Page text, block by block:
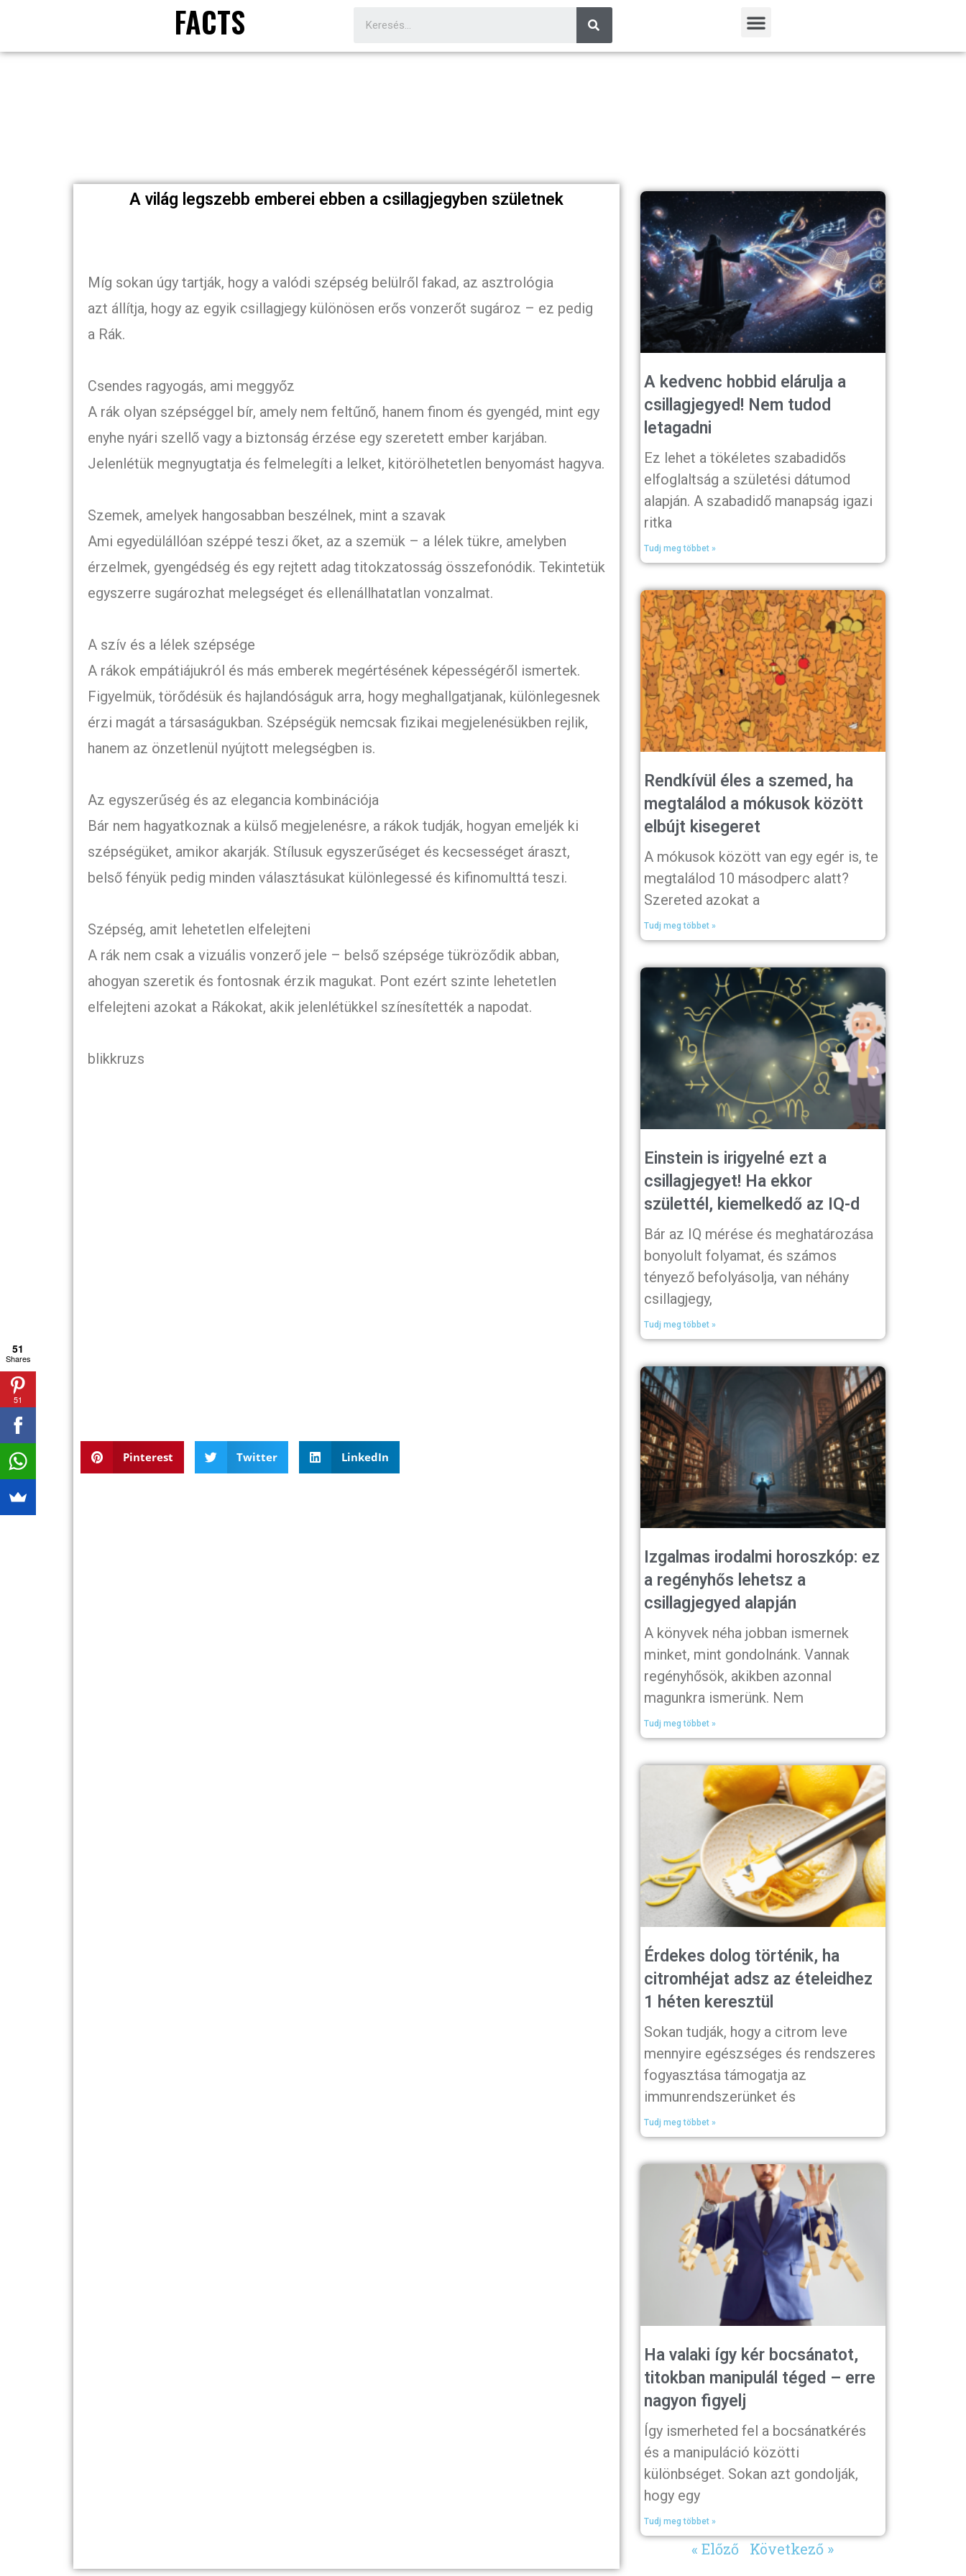
FACTS
A világ legszebb emberei ebben a csillagjegyben születnek
Míg sokan úgy tartják, hogy a valódi szépség belülről fakad, az asztrológia
azt állítja, hogy az egyik csillagjegy különösen erős vonzerőt sugároz – ez pedig
a Rák.
Csendes ragyogás, ami meggyőz
A rák olyan szépséggel bír, amely nem feltűnő, hanem finom és gyengéd, mint egy
enyhe nyári szellő vagy a biztonság érzése egy szeretett ember karjában.
Jelenlétük megnyugtatja és felmelegíti a lelket, kitörölhetetlen benyomást hagyva.
Szemek, amelyek hangosabban beszélnek, mint a szavak
Ami egyedülállóan széppé teszi őket, az a szemük – a lélek tükre, amelyben
érzelmek, gyengédség és egy rejtett adag titokzatosság összefonódik. Tekintetük
egyszerre sugározhat melegséget és ellenállhatatlan vonzalmat.
A szív és a lélek szépsége
A rákok empátiájukról és más emberek megértésének képességéről ismertek.
Figyelmük, törődésük és hajlandóságuk arra, hogy meghallgatjanak, különlegesnek
érzi magát a társaságukban. Szépségük nemcsak fizikai megjelenésükben rejlik,
hanem az önzetlenül nyújtott melegségben is.
Az egyszerűség és az elegancia kombinációja
Bár nem hagyatkoznak a külső megjelenésre, a rákok tudják, hogyan emeljék ki
szépségüket, amikor akarják. Stílusuk egyszerűséget és kecsességet áraszt,
belső fényük pedig minden választásukat különlegessé és kifinomulttá teszi.
Szépség, amit lehetetlen elfelejteni
A rák nem csak a vizuális vonzerő jele – belső szépsége tükröződik abban,
ahogyan szeretik és fontosnak érzik magukat. Pont ezért szinte lehetetlen
elfelejteni azokat a Rákokat, akik jelenlétükkel színesítették a napodat.
blikkruzs
Pinterest Twitter LinkedIn
A kedvenc hobbid elárulja a
csillagjegyed! Nem tudod
letagadni
Ez lehet a tökéletes szabadidős
elfoglaltság a születési dátumod
alapján. A szabadidő manapság igazi
ritka
Tudj meg többet »
Rendkívül éles a szemed, ha
megtalálod a mókusok között
elbújt kisegeret
A mókusok között van egy egér is, te
megtalálod 10 másodperc alatt?
Szereted azokat a
Tudj meg többet »
Einstein is irigyelné ezt a
csillagjegyet! Ha ekkor
születtél, kiemelkedő az IQ-d
Bár az IQ mérése és meghatározása
bonyolult folyamat, és számos
tényező befolyásolja, van néhány
csillagjegy,
Tudj meg többet »
Izgalmas irodalmi horoszkóp: ez
a regényhős lehetsz a
csillagjegyed alapján
A könyvek néha jobban ismernek
minket, mint gondolnánk. Vannak
regényhősök, akikben azonnal
magunkra ismerünk. Nem
Tudj meg többet »
Érdekes dolog történik, ha
citromhéjat adsz az ételeidhez
1 héten keresztül
Sokan tudják, hogy a citrom leve
mennyire egészséges és rendszeres
fogyasztása támogatja az
immunrendszerünket és
Tudj meg többet »
Ha valaki így kér bocsánatot,
titokban manipulál téged – erre
nagyon figyelj
Így ismerheted fel a bocsánatkérés
és a manipuláció közötti
különbséget. Sokan azt gondolják,
hogy egy
Tudj meg többet »
« Előző Következő »
51
Shares
51